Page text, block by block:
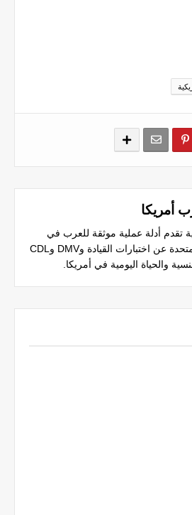
أمريكا
تقدم أدلة عملية موثقة للعرب في
الولايات المتحدة عن اختبارات القيادة وDMV وCDL
والحياة اليومية في أمريكا.